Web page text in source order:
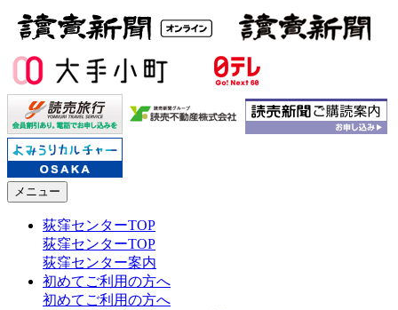
メニュー
荻窪センターTOP
荻窪センターTOP
荻窪センター案内
初めてご利用の方へ
初めてご利用の方へ